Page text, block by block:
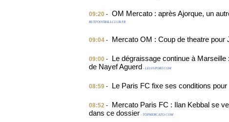
09:20 - OM Mercato : après Ajorque, un
BUTFOOTBALLCLUB.FR
09:04 - Mercato OM : Coup de theatre pour
09:00 -
Le dégraissage continue à
de Nayef Aguerd - LE10SPORT.COM
08:59 - Le Paris FC fixe ses conditions pour
08:52 -
Mercato Paris FC : Ilan Kebbal se
dans ce dossier - TOPMERCATO.COM